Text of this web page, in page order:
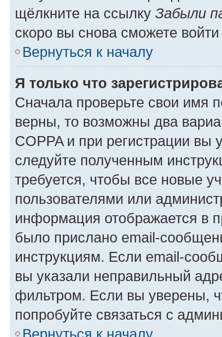
щёлкните на ссылку Забыли
скоро вы снова сможете
Вернуться к началу
Я только что
Сначала проверьте свои имя
верны, то возможны два
COPPA и при регистрации вы
следуйте полученным
требуется, чтобы все новые
пользователями или
информация отображается в
было прислано email-
инструкциям. Если email-
вы указали неправильный
фильтром. Если вы уверены,
попробуйте связаться с
Вернуться к началу